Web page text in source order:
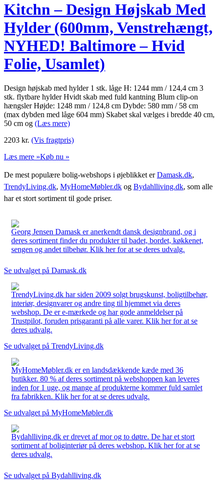
Kitchn – Design Højskab Med
Hylder (600mm, Venstrehængt,
NYHED! Baltimore – Hvid
Folie, Usamlet)
Design højskab med hylder 1 stk. låge H: 1244 mm / 124,4 cm 3
stk. flytbare hylder Hvidt skab med fuld kantning Blum clip-on
hængsler Højde: 1248 mm / 124,8 cm Dybde: 580 mm / 58 cm
(max dybden med låge 604 mm) Skabet skal vælges i bredde 40 cm,
50 cm og (Læs mere)
2203 kr. (Vis fragtpris)
Læs mere »Køb nu »
De mest populære bolig-webshops i øjeblikket erDamask.dk,
TrendyLiving.dk, MyHomeMøbler.dk og Bydahlliving.dk, som alle
har et stort sortiment til gode priser.
Georg Jensen Damask er anerkendt dansk designbrand, og i
deres sortiment finder du produkter til badet, bordet, køkkenet,
sengen og andet tilbehør. Klik her for at se deres udvalg.
Se udvalget på Damask.dk
TrendyLiving.dk har siden 2009 solgt brugskunst, boligtilbehør,
interiør, designvarer og andre ting til hjemmet via deres
webshop. De er e-mærkede og har gode anmeldelser på
Trustpilot, foruden prisgaranti på alle varer. Klik her for at se
deres udvalg.
Se udvalget på TrendyLiving.dk
MyHomeMøbler.dk er en landsdækkende kæde med 36
butikker. 80 % af deres sortiment på webshoppen kan leveres
inden for 1 uge, og mange af produkterne kommer fuld samlet
fra fabrikken. Klik her for at se deres udvalg.
Se udvalget på MyHomeMøbler.dk
Bydahlliving.dk er drevet af mor og to døtre. De har et stort
sortiment af boliginteriør på deres webshop. Klik her for at se
deres udvalg.
Se udvalget på Bydahlliving.dk